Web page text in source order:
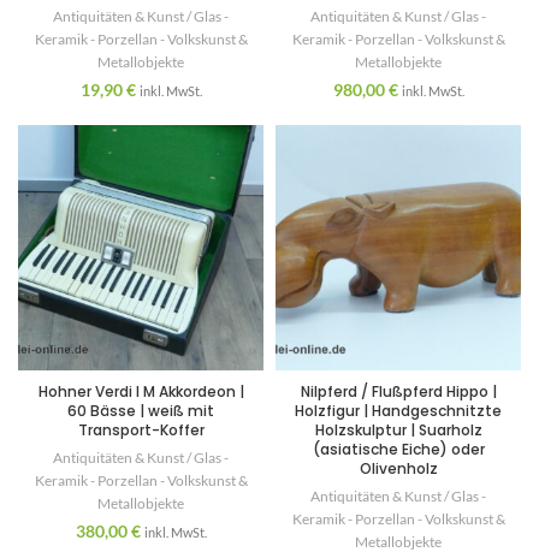
Antiquitäten & Kunst / Glas -
Keramik - Porzellan - Volkskunst &
Metallobjekte
19,90€ inkl. MwSt.
Antiquitäten & Kunst / Glas -
Keramik - Porzellan - Volkskunst &
Metallobjekte
980,00€ inkl. MwSt.
Hohner Verdi I M Akkordeon |
60 Bässe | weiß mit
Transport-Koffer
Antiquitäten & Kunst / Glas -
Keramik - Porzellan - Volkskunst &
Metallobjekte
380,00€ inkl. MwSt.
Nilpferd / Flußpferd Hippo |
Holzfigur | Handgeschnitzte
Holzskulptur | Suarholz
(asiatische Eiche) oder
Olivenholz
Antiquitäten & Kunst / Glas -
Keramik - Porzellan - Volkskunst &
Metallobjekte